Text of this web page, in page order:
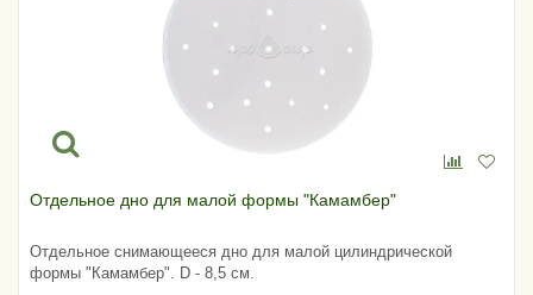
Отдельное дно для малой формы "Камамбер"
Отдельное снимающееся дно для малой цилиндрической
формы "Камамбер". D - 8,5 см.